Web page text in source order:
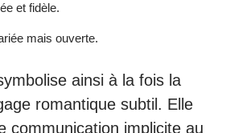
et fidèle.
mais ouverte.
ainsi à la fois la
romantique subtil. Elle
communication implicite au